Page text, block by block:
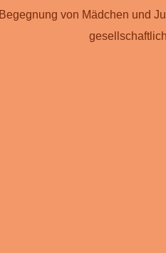
Begegnung von Mädchen und